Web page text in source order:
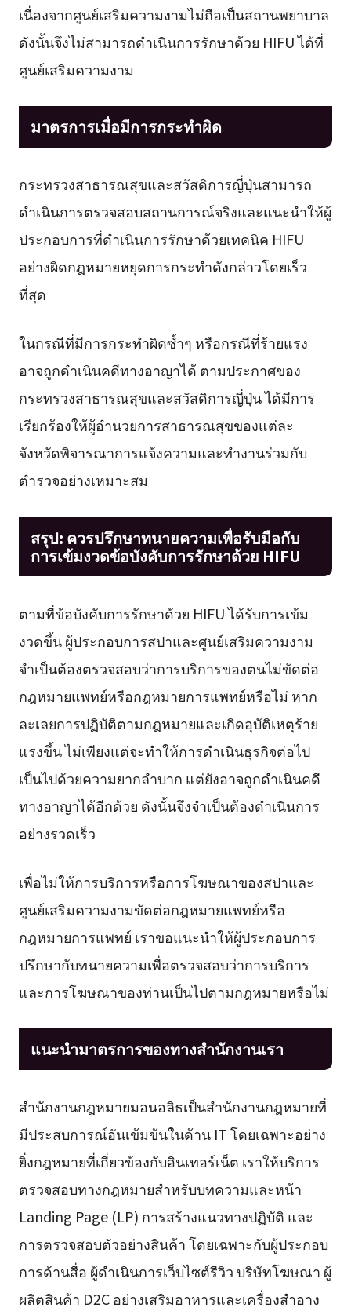
เนื่องจากศูนย์เสริมความงามไม่ถือเป็นสถานพยาบาล
ดังนั้นจึงไม่สามารถดำเนินการรักษาด้วย HIFU ได้ที่
ศูนย์เสริมความงาม
มาตรการเมื่อมีการกระทำผิด
กระทรวงสาธารณสุขและสวัสดิการญี่ปุ่นสามารถ
ดำเนินการตรวจสอบสถานการณ์จริงและแนะนำให้ผู้
ประกอบการที่ดำเนินการรักษาด้วยเทคนิค HIFU
อย่างผิดกฎหมายหยุดการกระทำดังกล่าวโดยเร็ว
ที่สุด
ในกรณีที่มีการกระทำผิดซ้ำๆ หรือกรณีที่ร้ายแรง
อาจถูกดำเนินคดีทางอาญาได้ ตามประกาศของ
กระทรวงสาธารณสุขและสวัสดิการญี่ปุ่น ได้มีการ
เรียกร้องให้ผู้อำนวยการสาธารณสุขของแต่ละ
จังหวัดพิจารณาการแจ้งความและทำงานร่วมกับ
ตำรวจอย่างเหมาะสม
สรุป: ควรปรึกษาทนายความเพื่อรับมือกับ
การเข้มงวดข้อบังคับการรักษาด้วย HIFU
ตามที่ข้อบังคับการรักษาด้วย HIFU ได้รับการเข้ม
งวดขึ้น ผู้ประกอบการสปาและศูนย์เสริมความงาม
จำเป็นต้องตรวจสอบว่าการบริการของตนไม่ขัดต่อ
กฎหมายแพทย์หรือกฎหมายการแพทย์หรือไม่ หาก
ละเลยการปฏิบัติตามกฎหมายและเกิดอุบัติเหตุร้าย
แรงขึ้น ไม่เพียงแต่จะทำให้การดำเนินธุรกิจต่อไป
เป็นไปด้วยความยากลำบาก แต่ยังอาจถูกดำเนินคดี
ทางอาญาได้อีกด้วย ดังนั้นจึงจำเป็นต้องดำเนินการ
อย่างรวดเร็ว
เพื่อไม่ให้การบริการหรือการโฆษณาของสปาและ
ศูนย์เสริมความงามขัดต่อกฎหมายแพทย์หรือ
กฎหมายการแพทย์ เราขอแนะนำให้ผู้ประกอบการ
ปรึกษากับทนายความเพื่อตรวจสอบว่าการบริการ
และการโฆษณาของท่านเป็นไปตามกฎหมายหรือไม่
แนะนำมาตรการของทางสำนักงานเรา
สำนักงานกฎหมายมอนอลิธเป็นสำนักงานกฎหมายที่
มีประสบการณ์อันเข้มข้นในด้าน IT โดยเฉพาะอย่าง
ยิ่งกฎหมายที่เกี่ยวข้องกับอินเทอร์เน็ต เราให้บริการ
ตรวจสอบทางกฎหมายสำหรับบทความและหน้า
Landing Page (LP) การสร้างแนวทางปฏิบัติ และ
การตรวจสอบตัวอย่างสินค้า โดยเฉพาะกับผู้ประกอบ
การด้านสื่อ ผู้ดำเนินการเว็บไซต์รีวิว บริษัทโฆษณา ผู้
ผลิตสินค้า D2C อย่างเสริมอาหารและเครื่องสำอาง